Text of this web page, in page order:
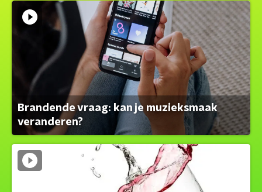
Brandende vraag: kan je muzieksmaak
veranderen?